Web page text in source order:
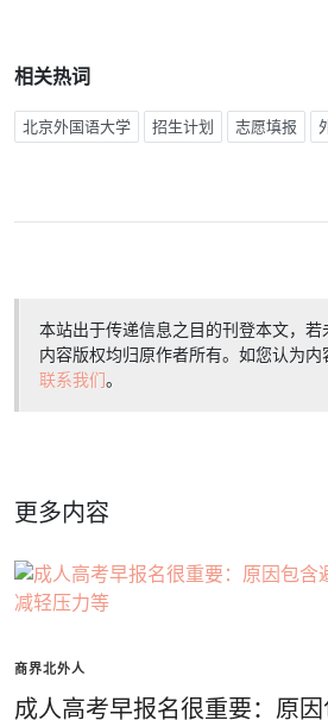
相关热词
北京外国语大学 招生计划 志愿填报
本站出于传递信息之目的刊登本文，若
内容版权均归原作者所有。如您认为
联系我们。
更多内容
商界北外人
成人高考早报名很重要：原